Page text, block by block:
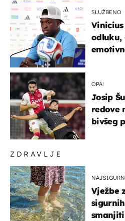
ZDRAVLJE
Vježbe
SLUŽBENO
odluku,
OPA!
Josip
redove
bivšeg